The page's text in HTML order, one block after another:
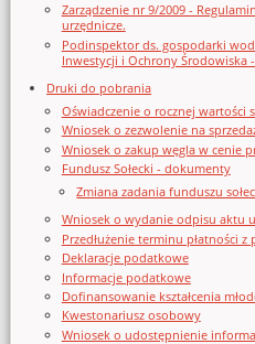
Zarządzenie nr 9/2009 -
urzędnicze.
Podinspektor ds. gospodarki
Inwestycji i Ochrony Środowiska
Druki do pobrania
Oświadczenie o rocznej wartości
Wniosek o zezwolenie na
Wniosek o zakup węgla w cenie
Fundusz Sołecki - dokumenty
Zmiana zadania funduszu
Wniosek o wydanie odpisu aktu
Przedłużenie terminu płatności z
Deklaracje podatkowe
Informacje podatkowe
Dofinansowanie kształcenia
Kwestonariusz osobowy
Wniosek o udostępnienie